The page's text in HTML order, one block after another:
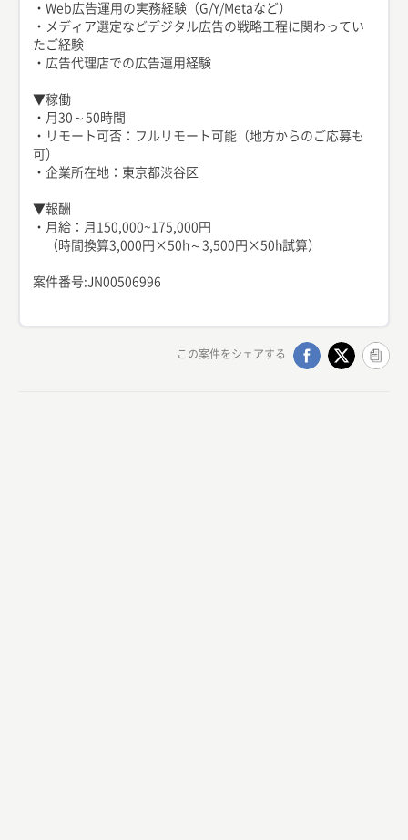
・Web広告運用の実務経験（G/Y/Metaなど）
・メディア選定などデジタル広告の戦略工程に関わってい
たご経験
・広告代理店での広告運用経験
▼稼働
・月30～50時間
・リモート可否：フルリモート可能（地方からのご応募も
可）
・企業所在地：東京都渋谷区
▼報酬
・月給：月150,000~175,000円
（時間換算3,000円×50h～3,500円×50h試算）
案件番号:JN00506996
この案件をシェアする